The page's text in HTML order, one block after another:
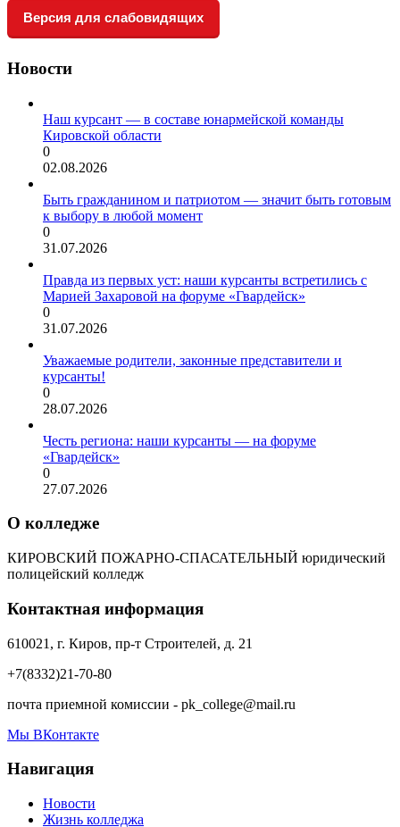
Версия для слабовидящих
Новости
Наш курсант — в составе юнармейской команды
Кировской области
0
02.08.2026
Быть гражданином и патриотом — значит быть готовым
к выбору в любой момент
0
31.07.2026
Правда из первых уст: наши курсанты встретились с
Марией Захаровой на форуме «Гвардейск»
0
31.07.2026
Уважаемые родители, законные представители и
курсанты!
0
28.07.2026
Честь региона: наши курсанты — на форуме
«Гвардейск»
0
27.07.2026
О колледже
КИРОВСКИЙ ПОЖАРНО-СПАСАТЕЛЬНЫЙ юридический
полицейский колледж
Контактная информация
610021, г. Киров, пр-т Строителей, д. 21
+7(8332)21-70-80
почта приемной комиссии - pk_college@mail.ru
Мы ВКонтакте
Навигация
Новости
Жизнь колледжа